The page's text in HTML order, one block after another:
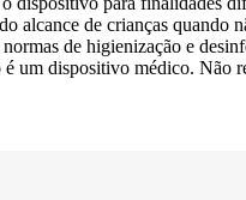
alcance de crianças quando
de higienização e
um dispositivo médico. Não